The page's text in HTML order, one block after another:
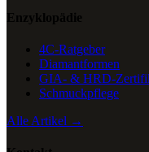
Enzyklopädie
4C-Ratgeber
Diamantformen
GIA- & HRD-
Schmuckpflege
Alle Artikel →